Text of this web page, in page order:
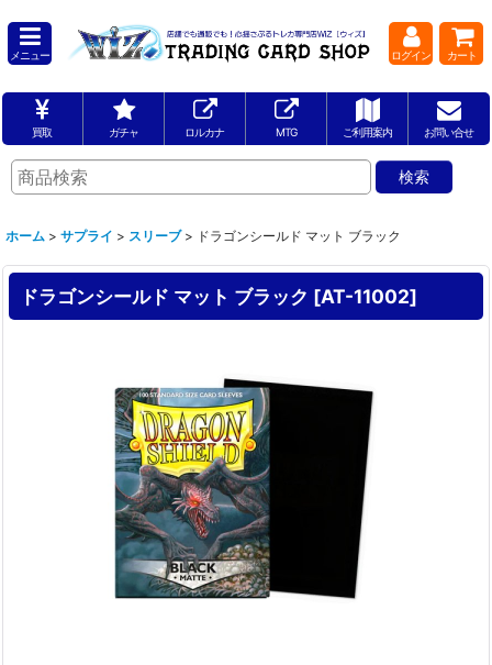
メニュー ログイン カート
買取 ガチャ ロルカナ MTG ご利用案内 お問い合せ
ホーム > サプライ > スリーブ > ドラゴンシールド マット ブラック
ドラゴンシールド マット ブラック [AT-11002]